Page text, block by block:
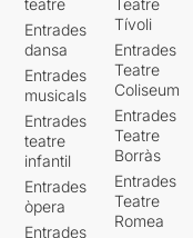
Entrades
dansa
Entrades
musicals
Entrades
teatre
infantil
Entrades
òpera
Entrades
Tívoli
Entrades
Teatre
Coliseum
Entrades
Teatre
Borràs
Entrades
Teatre
Romea